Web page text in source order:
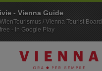
ivie - Vienna Guide
WienTourismus / Vienna Tourist Board
free - In Google Play